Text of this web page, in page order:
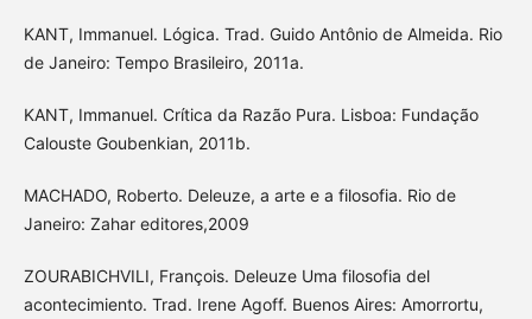
KANT, Immanuel. Lógica. Trad. Guido Antônio de Almeida. Rio
de Janeiro: Tempo Brasileiro, 2011a.
KANT, Immanuel. Crítica da Razão Pura. Lisboa: Fundação
Calouste Goubenkian, 2011b.
MACHADO, Roberto. Deleuze, a arte e a filosofia. Rio de
Janeiro: Zahar editores,2009
ZOURABICHVILI, François. Deleuze Uma filosofia del
acontecimiento. Trad. Irene Agoff. Buenos Aires: Amorrortu,